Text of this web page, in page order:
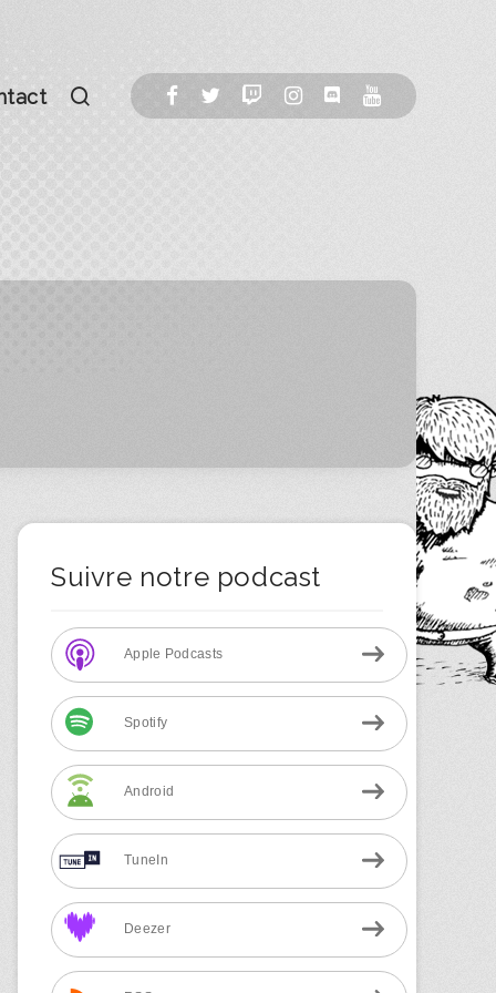
Suivre notre podcast
Apple Podcasts
Spotify
Android
TuneIn
Deezer